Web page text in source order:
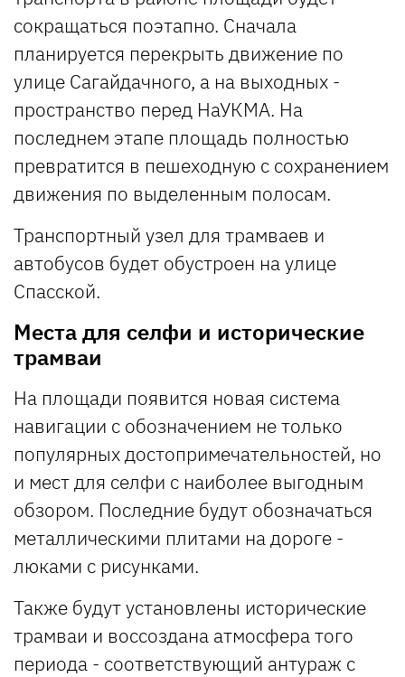
сокращаться поэтапно. Сначала
планируется перекрыть движение по
улице Сагайдачного, а на выходных -
пространство перед НаУКМА. На
последнем этапе площадь полностью
превратится в пешеходную с сохранением
движения по выделенным полосам.
Транспортный узел для трамваев и
автобусов будет обустроен на улице
Спасской.
Места для селфи и исторические
трамваи
На площади появится новая система
навигации с обозначением не только
популярных достопримечательностей, но
и мест для селфи с наиболее выгодным
обзором. Последние будут обозначаться
металлическими плитами на дороге -
люками с рисунками.
Также будут установлены исторические
трамваи и воссоздана атмосфера того
периода - соответствующий антураж с